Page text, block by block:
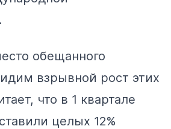
обещанного
взрывной рост этих
что в 1 квартале
целых 12%